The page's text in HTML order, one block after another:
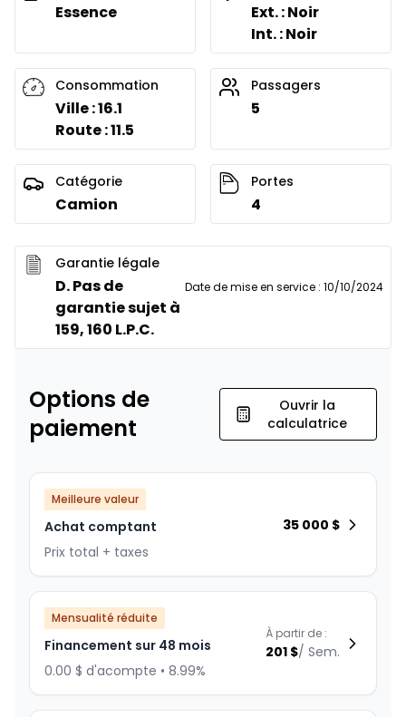
Essence
Ext. : Noir
Int. : Noir
Consommation
Ville : 16.1
Route : 11.5
Passagers
5
Catégorie
Camion
Portes
4
Garantie légale
D. Pas de
garantie sujet à
159, 160 L.P.C.
Date de mise en service : 10/10/2024
Options de
paiement
Ouvrir la
calculatrice
Meilleure valeur
Achat comptant
Prix total + taxes
35 000 $
Mensualité réduite
Financement sur 48 mois
0.00 $ d'acompte • 8.99%
À partir de :
201 $/ Sem.